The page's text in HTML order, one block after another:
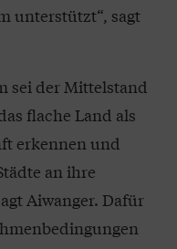
unterstützt“, sagt
sei der Mittelstand
flache Land als
erkennen und
an ihre
Aiwanger. Dafür